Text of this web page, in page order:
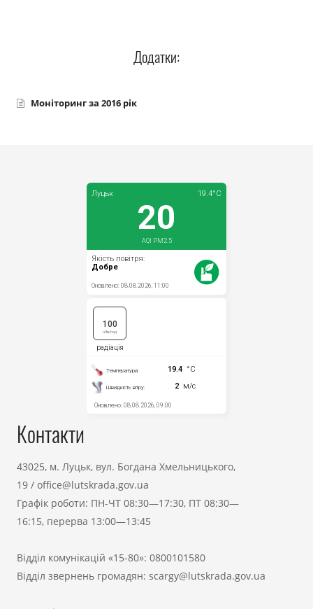
Додатки:
Моніторинг за 2016 рік
Контакти
43025, м. Луцьк, вул. Богдана Хмельницького,
19 / office@lutskrada.gov.ua
Графік роботи: ПН-ЧТ 08:30—17:30, ПТ 08:30—
16:15, перерва 13:00—13:45
Відділ комунікацій «15-80»: 0800101580
Відділ звернень громадян: scargy@lutskrada.gov.ua